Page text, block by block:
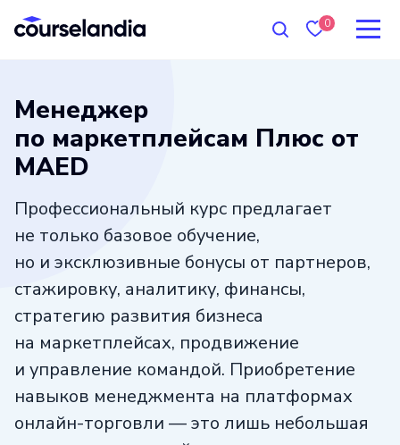
0
Менеджер
по маркетплейсам Плюс от
MAED
Профессиональный курс предлагает
не только базовое обучение,
но и эксклюзивные бонусы от партнеров,
стажировку, аналитику, финансы,
стратегию развития бизнеса
на маркетплейсах, продвижение
и управление командой. Приобретение
навыков менеджмента на платформах
онлайн-торговли — это лишь небольшая